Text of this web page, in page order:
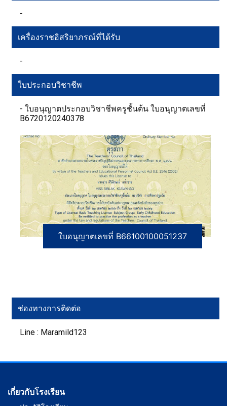
-
เครื่องราชอิสริยาภรณ์ที่ได้รับ
-
ใบประกอบวิชาชีพ
- ใบอนุญาตประกอบวิชาชีพครูชั้นต้น ใบอนุญาตเลขที่
B6720120240378
ใบอนุญาตเลขที่ B66100100051237
ช่องทางการติดต่อ
Line : Maramild123
เกี่ยวกับโรงเรียน